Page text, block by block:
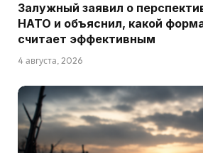
Залужный заявил о
НАТО и объяснил, какой
считает эффективным
4 августа, 2026